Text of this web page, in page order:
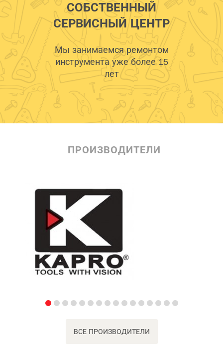
СОБСТВЕННЫЙ
СЕРВИСНЫЙ ЦЕНТР
Мы занимаемся ремонтом
инструмента уже более 15
лет
ПРОИЗВОДИТЕЛИ
ВСЕ ПРОИЗВОДИТЕЛИ